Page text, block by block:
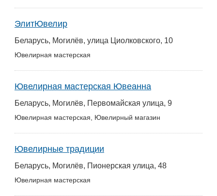
ЭлитЮвелир
Беларусь, Могилёв, улица Циолковского, 10
Ювелирная мастерская
Ювелирная мастерская Ювеанна
Беларусь, Могилёв, Первомайская улица, 9
Ювелирная мастерская, Ювелирный магазин
Ювелирные традиции
Беларусь, Могилёв, Пионерская улица, 48
Ювелирная мастерская